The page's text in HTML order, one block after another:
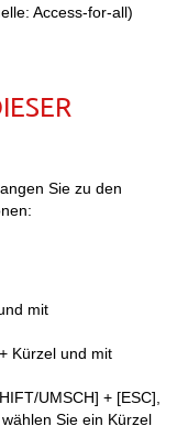
Access-for-all)
Sie zu den
mit
Kürzel und mit
UMSCH] + [ESC],
Sie ein Kürzel